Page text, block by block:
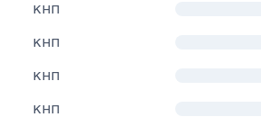
КНП
КНП
КНП
КНП